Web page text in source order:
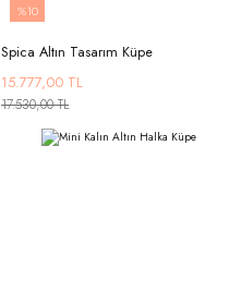
%10
Spica Altın Tasarım Küpe
15.777,00 TL
17.530,00 TL